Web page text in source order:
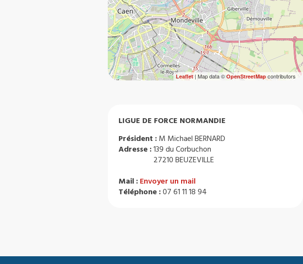
Leaflet| Map data ©OpenStreetMapcontributors
LIGUE DE FORCE NORMANDIE
Président : M Michael BERNARD
Adresse :139 du Corbuchon
27210 BEUZEVILLE
Mail : Envoyer un mail
Téléphone :07 61 11 18 94